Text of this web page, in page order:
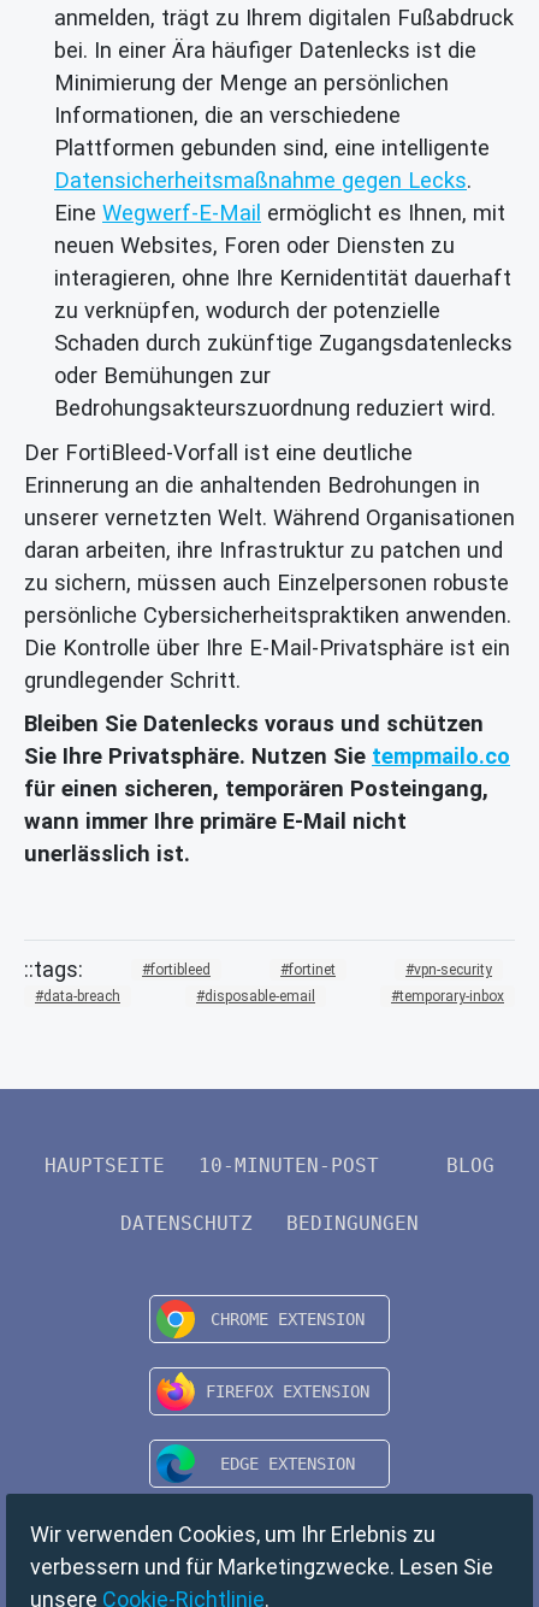
anmelden, trägt zu Ihrem digitalen Fußabdruck
bei. In einer Ära häufiger Datenlecks ist die
Minimierung der Menge an persönlichen
Informationen, die an verschiedene
Plattformen gebunden sind, eine intelligente
Datensicherheitsmaßnahme gegen Lecks.
Eine Wegwerf-E-Mail ermöglicht es Ihnen, mit
neuen Websites, Foren oder Diensten zu
interagieren, ohne Ihre Kernidentität dauerhaft
zu verknüpfen, wodurch der potenzielle
Schaden durch zukünftige Zugangsdatenlecks
oder Bemühungen zur
Bedrohungsakteurszuordnung reduziert wird.
Der FortiBleed-Vorfall ist eine deutliche
Erinnerung an die anhaltenden Bedrohungen in
unserer vernetzten Welt. Während Organisationen
daran arbeiten, ihre Infrastruktur zu patchen und
zu sichern, müssen auch Einzelpersonen robuste
persönliche Cybersicherheitspraktiken anwenden.
Die Kontrolle über Ihre E-Mail-Privatsphäre ist ein
grundlegender Schritt.
Bleiben Sie Datenlecks voraus und schützen
Sie Ihre Privatsphäre. Nutzen Sie tempmailo.co
für einen sicheren, temporären Posteingang,
wann immer Ihre primäre E-Mail nicht
unerlässlich ist.
fortibleed fortinet
vpn-security
data-breach
disposable-email temporary-inbox
HAUPTSEITE 10-MINUTEN-POST BLOG
DATENSCHUTZ BEDINGUNGEN
Wir verwenden Cookies, um Ihr Erlebnis zu
verbessern und für Marketingzwecke. Lesen Sie
unsere Cookie-Richtlinie.